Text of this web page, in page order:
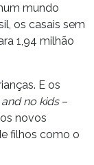
mundo
os casais sem
1,94 milhão
E os
no kids–
novos
filhos como o